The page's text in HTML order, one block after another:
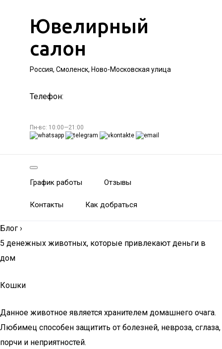
Ювелирный
салон
Россия, Смоленск, Ново-Московская улица
Телефон:
Пн-вс: 10:00—21:00
График работы Отзывы
Контакты Как добраться
Блог ›
5 денежных животных, которые привлекают деньги в
дом
Кошки
Данное животное является хранителем домашнего очага.
Любимец способен защитить от болезней, невроза, сглаза,
порчи и неприятностей.